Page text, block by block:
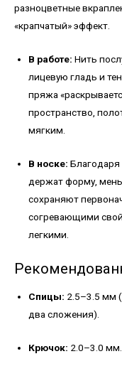
разноцветные
«крапчатый» эффект.
В работе: Нить
лицевую гладь и
пряжа
пространство,
мягким.
В носке:
держат форму,
сохраняют
согревающими
легкими.
Спицы: 2.5–3.5 мм
два сложения).
Крючок: 2.0–3.0 мм.